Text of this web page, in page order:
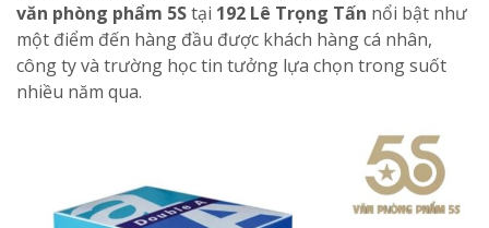
văn phòng phẩm 5Stại 192 Lê Trọng Tấn nổi bật như
một điểm đến hàng đầu được khách hàng cá nhân,
công ty và trường học tin tưởng lựa chọn trong suốt
nhiều năm qua.